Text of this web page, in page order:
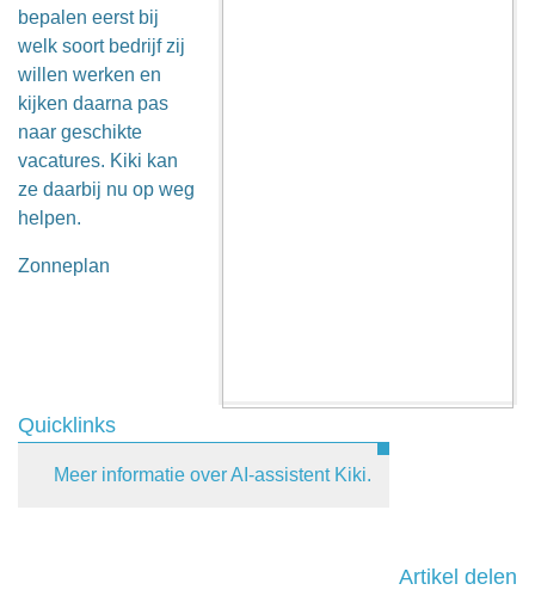
bepalen eerst bij
welk soort bedrijf zij
willen werken en
kijken daarna pas
naar geschikte
vacatures. Kiki kan
ze daarbij nu op weg
helpen.
Zonneplan
Quicklinks
Meer informatie over AI-assistent Kiki.
Artikel delen